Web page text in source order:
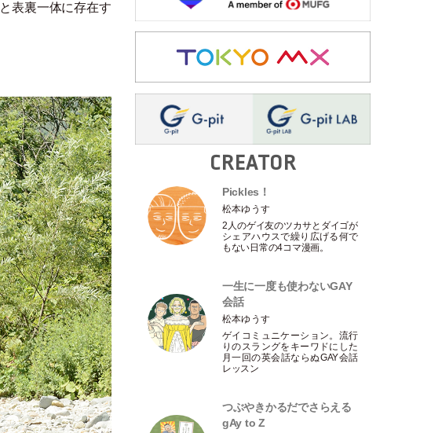
と表裏一体に存在す
CREATOR
Pickles！
松本ゆうす
2人のゲイ友のツカサとダイゴが
シェアハウスで繰り広げる何で
もない日常の4コマ漫画。
一生に一度も使わないGAY
会話
松本ゆうす
ゲイコミュニケーション。流行
りのスラングをキーワドにした
月一回の英会話ならぬGAY会話
レッスン
つぶやきかるだでさらえる
gAy to Z